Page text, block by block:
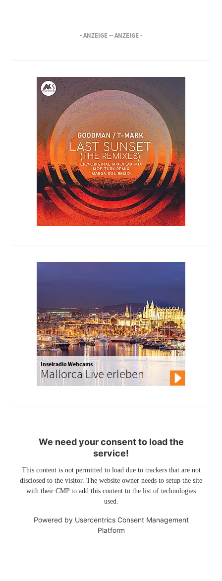
- ANZEIGE -- ANZEIGE -
Inselradio Webcams
Mallorca Live erleben
We need your consent to load the
service!
This content is not permitted to load due to trackers that are not
disclosed to the visitor. The website owner needs to setup the site
with their CMP to add this content to the list of technologies
used.
Powered by Usercentrics Consent Management
Platform